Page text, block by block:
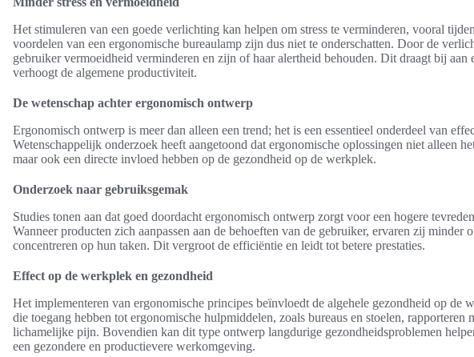
Het stimuleren van een goede verlichting kan helpen om stress te verminderen, vooral
voordelen van een ergonomische bureaulamp zijn dus niet te onderschatten. Door de
gebruiker vermoeidheid verminderen en zijn of haar alertheid behouden. Dit draagt bij aan
verhoogt de algemene productiviteit.
De wetenschap achter ergonomisch ontwerp
Ergonomisch ontwerp is meer dan alleen een trend; het is een essentieel onderdeel van
Wetenschappelijk onderzoek heeft aangetoond dat ergonomische oplossingen niet alleen
maar ook een directe invloed hebben op de gezondheid op de werkplek.
Onderzoek naar gebruiksgemak
Studies tonen aan dat goed doordacht ergonomisch ontwerp zorgt voor een hogere
Wanneer producten zich aanpassen aan de behoeften van de gebruiker, ervaren zij minder
concentreren op hun taken. Dit vergroot de efficiëntie en leidt tot betere prestaties.
Effect op de werkplek en gezondheid
Het implementeren van ergonomische principes beïnvloedt de algehele gezondheid op de
die toegang hebben tot ergonomische hulpmiddelen, zoals bureaus en stoelen, rapporteren
lichamelijke pijn. Bovendien kan dit type ontwerp langdurige gezondheidsproblemen
een gezondere en productievere werkomgeving.